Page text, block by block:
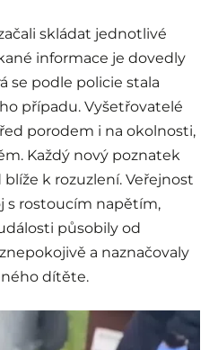
skládat jednotlivé
informace je dovedly
se podle policie stala
případu. Vyšetřovatelé
porodem i na okolnosti,
Každý nový poznatek
k rozuzlení. Veřejnost
s rostoucím napětím,
působily od
a naznačovaly
dítěte.